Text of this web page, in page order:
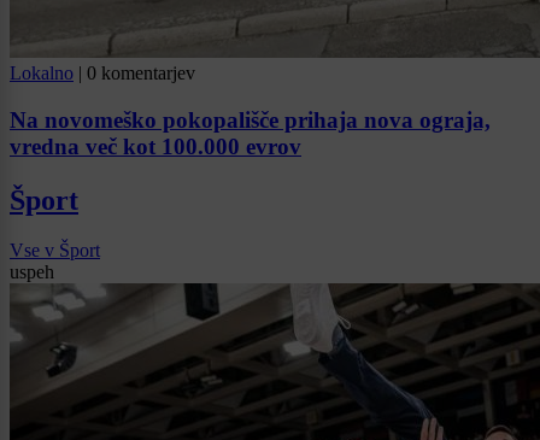
Lokalno | 0 komentarjev
Na novomeško pokopališče prihaja nova ograja,
vredna več kot 100.000 evrov
Šport
Vse v Šport
uspeh